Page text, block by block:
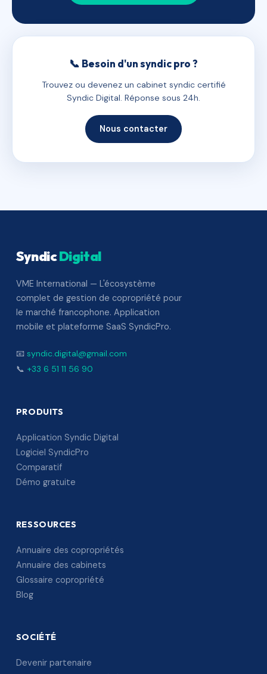
📞 Besoin d'un syndic pro ?
Trouvez ou devenez un cabinet syndic certifié
Syndic Digital. Réponse sous 24h.
Nous contacter
SyndicDigital
VME International — L'écosystème
complet de gestion de copropriété pour
le marché francophone. Application
mobile et plateforme SaaS SyndicPro.
📧 syndic.digital@gmail.com
📞 +33 6 51 11 56 90
PRODUITS
Application Syndic Digital
Logiciel SyndicPro
Comparatif
Démo gratuite
RESSOURCES
Annuaire des copropriétés
Annuaire des cabinets
Glossaire copropriété
Blog
SOCIÉTÉ
Devenir partenaire